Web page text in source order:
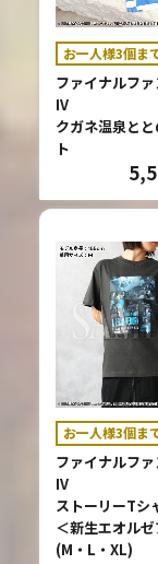
お一人様3個ま
ファイナルフ
IV
クガネ温泉と
ト
お一人様3個ま
ファイナルフ
IV
ストーリーTシ
＜新生エオル
(M・L・XL)